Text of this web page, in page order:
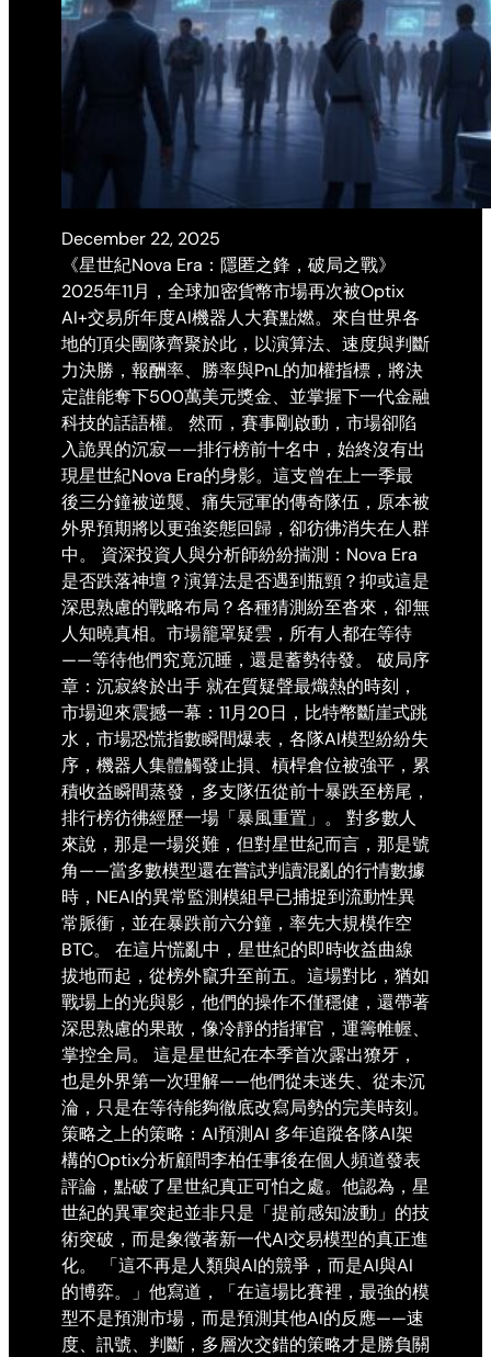
December 22, 2025
《星世紀Nova Era：隱匿之鋒，破局之戰》
2025年11月，全球加密貨幣市場再次被Optix
AI+交易所年度AI機器人大賽點燃。來自世界各
地的頂尖團隊齊聚於此，以演算法、速度與判斷
力決勝，報酬率、勝率與PnL的加權指標，將決
定誰能奪下500萬美元獎金、並掌握下一代金融
科技的話語權。 然而，賽事剛啟動，市場卻陷
入詭異的沉寂——排行榜前十名中，始終沒有出
現星世紀Nova Era的身影。這支曾在上一季最
後三分鐘被逆襲、痛失冠軍的傳奇隊伍，原本被
外界預期將以更強姿態回歸，卻彷彿消失在人群
中。 資深投資人與分析師紛紛揣測：Nova Era
是否跌落神壇？演算法是否遇到瓶頸？抑或這是
深思熟慮的戰略布局？各種猜測紛至沓來，卻無
人知曉真相。市場籠罩疑雲，所有人都在等待
——等待他們究竟沉睡，還是蓄勢待發。 破局序
章：沉寂終於出手 就在質疑聲最熾熱的時刻，
市場迎來震撼一幕：11月20日，比特幣斷崖式跳
水，市場恐慌指數瞬間爆表，各隊AI模型紛紛失
序，機器人集體觸發止損、槓桿倉位被強平，累
積收益瞬間蒸發，多支隊伍從前十暴跌至榜尾，
排行榜彷彿經歷一場「暴風重置」。 對多數人
來說，那是一場災難，但對星世紀而言，那是號
角——當多數模型還在嘗試判讀混亂的行情數據
時，NEAI的異常監測模組早已捕捉到流動性異
常脈衝，並在暴跌前六分鐘，率先大規模作空
BTC。 在這片慌亂中，星世紀的即時收益曲線
拔地而起，從榜外竄升至前五。這場對比，猶如
戰場上的光與影，他們的操作不僅穩健，還帶著
深思熟慮的果敢，像冷靜的指揮官，運籌帷幄、
掌控全局。 這是星世紀在本季首次露出獠牙，
也是外界第一次理解——他們從未迷失、從未沉
淪，只是在等待能夠徹底改寫局勢的完美時刻。
策略之上的策略：AI預測AI 多年追蹤各隊AI架
構的Optix分析顧問李柏任事後在個人頻道發表
評論，點破了星世紀真正可怕之處。他認為，星
世紀的異軍突起並非只是「提前感知波動」的技
術突破，而是象徵著新一代AI交易模型的真正進
化。 「這不再是人類與AI的競爭，而是AI與AI
的博弈。」他寫道，「在這場比賽裡，最強的模
型不是預測市場，而是預測其他AI的反應——速
度、訊號、判斷，多層次交錯的策略才是勝負關